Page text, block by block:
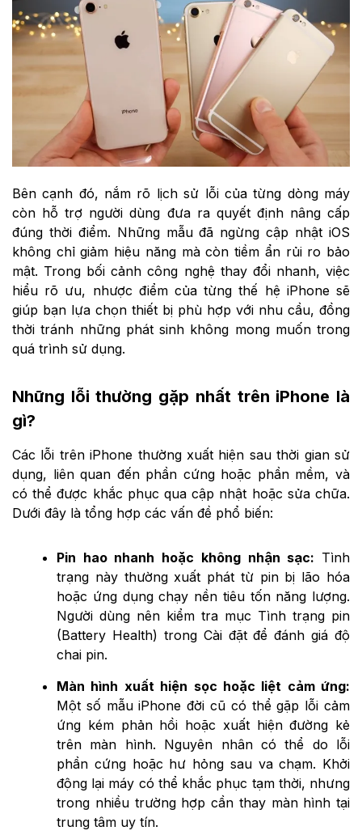
Bên cạnh đó, nắm rõ lịch sử lỗi của từng dòng máy
còn hỗ trợ người dùng đưa ra quyết định nâng cấp
đúng thời điểm. Những mẫu đã ngừng cập nhật iOS
không chỉ giảm hiệu năng mà còn tiềm ẩn rủi ro bảo
mật. Trong bối cảnh công nghệ thay đổi nhanh, việc
hiểu rõ ưu, nhược điểm của từng thế hệ iPhone sẽ
giúp bạn lựa chọn thiết bị phù hợp với nhu cầu, đồng
thời tránh những phát sinh không mong muốn trong
quá trình sử dụng.
Những lỗi thường gặp nhất trên iPhone là
gì?
Các lỗi trên iPhone thường xuất hiện sau thời gian sử
dụng, liên quan đến phần cứng hoặc phần mềm, và
có thể được khắc phục qua cập nhật hoặc sửa chữa.
Dưới đây là tổng hợp các vấn đề phổ biến:
Pin hao nhanh hoặc không nhận sạc: Tình
trạng này thường xuất phát từ pin bị lão hóa
hoặc ứng dụng chạy nền tiêu tốn năng lượng.
Người dùng nên kiểm tra mục Tình trạng pin
(Battery Health) trong Cài đặt để đánh giá độ
chai pin.
Màn hình xuất hiện sọc hoặc liệt cảm ứng:
Một số mẫu iPhone đời cũ có thể gặp lỗi cảm
ứng kém phản hồi hoặc xuất hiện đường kẻ
trên màn hình. Nguyên nhân có thể do lỗi
phần cứng hoặc hư hỏng sau va chạm. Khởi
động lại máy có thể khắc phục tạm thời, nhưng
trong nhiều trường hợp cần thay màn hình tại
trung tâm uy tín.